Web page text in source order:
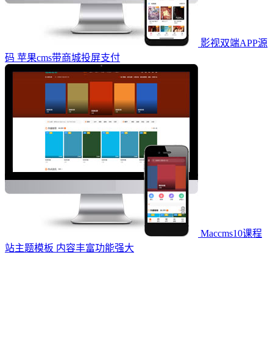
影视双端APP源
码 苹果cms带商城投屏支付
Maccms10课程
站主题模板 内容丰富功能强大